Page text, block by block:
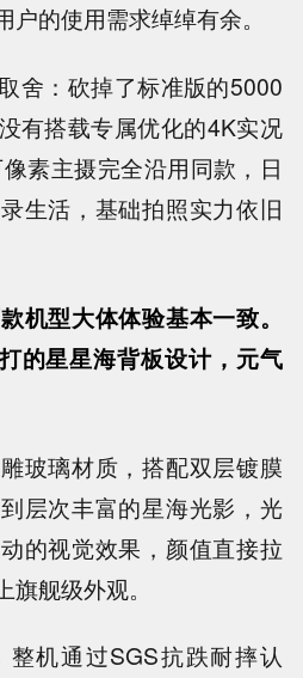
的使用需求绰绰有余。
舍：砍掉了标准版的5000
有搭载专属优化的4K实况
素主摄完全沿用同款，日
生活，基础拍照实力依旧
机型大体体验基本一致。
的星星海背板设计，元气
玻璃材质，搭配双层镀膜
层次丰富的星海光影，光
的视觉效果，颜值直接拉
舰级外观。
机通过SGS抗跌耐摔认